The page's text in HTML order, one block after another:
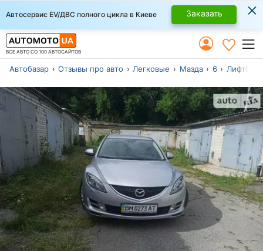
Автосервис EV/ДВС полного цикла в Киеве Заказать ×
ВСЕ АВТО СО 100 АВТОСАЙТОВ
Автобазар Отзывы про авто Легковые Мазда 6 Лифтбек